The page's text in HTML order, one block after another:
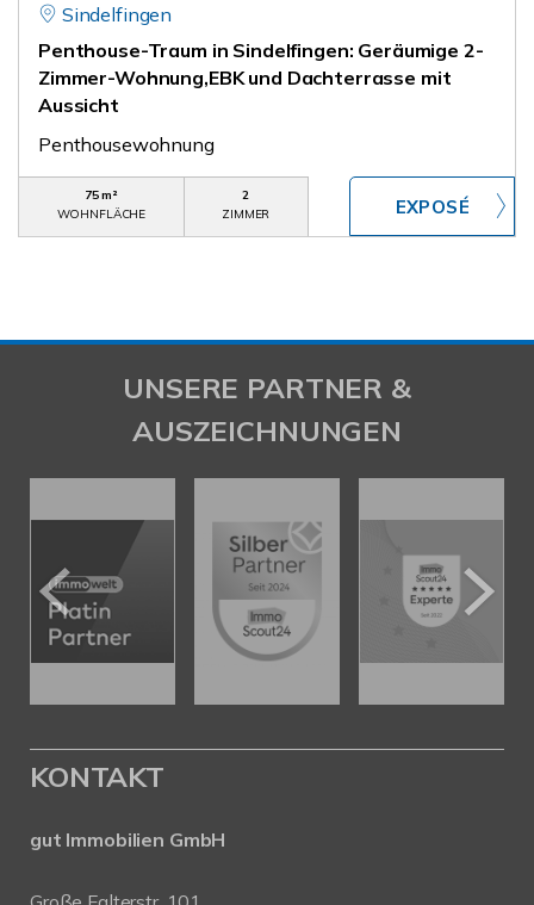
Sindelfingen
Penthouse-Traum in Sindelfingen: Geräumige 2-
Zimmer-Wohnung,EBK und Dachterrasse mit
Aussicht
Penthousewohnung
75 m²
WOHNFLÄCHE
2
ZIMMER
UNSERE PARTNER &
AUSZEICHNUNGEN
KONTAKT
gut Immobilien GmbH